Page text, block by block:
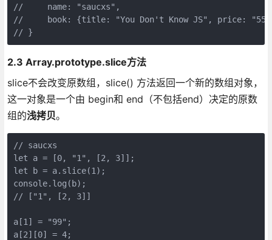
//     name: "saucxs",
//     book: {title: "You Don't Know JS", price:
// }
2.3 Array.prototype.slice方法
slice不会改变原数组，slice() 方法返回一个新的数组对象，
这一对象是一个由 begin和 end（不包括end）决定的原数
组的浅拷贝。
// saucxs
let a = [0, "1", [2, 3]];
let b = a.slice(1);
console.log(b);
// ["1", [2, 3]]
a[1] = "99";
a[2][0] = 4;